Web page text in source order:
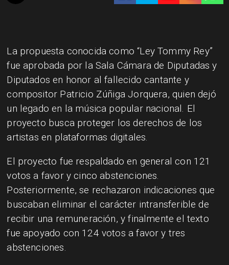
La propuesta conocida como “Ley Tommy Rey”
fue aprobada por la Sala Cámara de Diputadas y
Diputados en honor al fallecido cantante y
compositor Patricio Zúñiga Jorquera, quien dejó
un legado en la música popular nacional. El
proyecto busca proteger los derechos de los
artistas en plataformas digitales.
El proyecto fue respaldado en general con 121
votos a favor y cinco abstenciones.
Posteriormente, se rechazaron indicaciones que
buscaban eliminar el carácter intransferible de
recibir una remuneración, y finalmente el texto
fue apoyado con 124 votos a favor y tres
abstenciones.